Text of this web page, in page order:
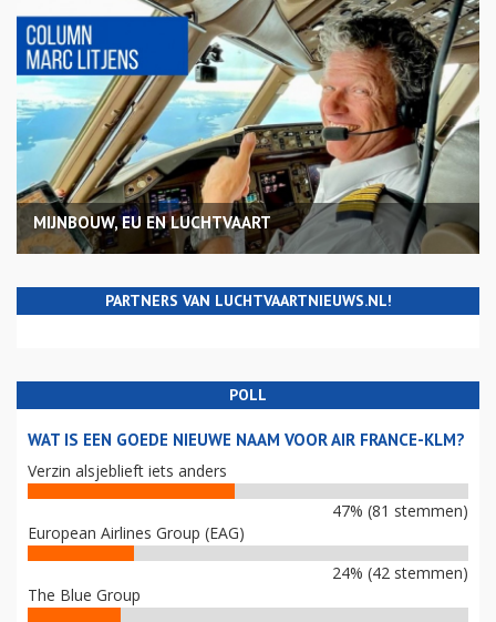
MIJNBOUW, EU EN LUCHTVAART
PARTNERS VAN LUCHTVAARTNIEUWS.NL!
POLL
WAT IS EEN GOEDE NIEUWE NAAM VOOR AIR FRANCE-KLM?
Verzin alsjeblieft iets anders
47% (81 stemmen)
European Airlines Group (EAG)
24% (42 stemmen)
The Blue Group